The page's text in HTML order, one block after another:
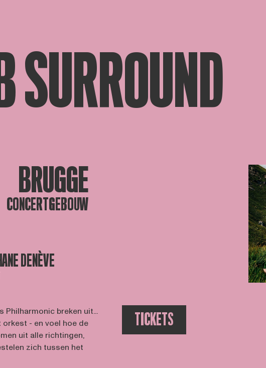
SURROUND
BRUGGE
CONCERTGEBOUW
DENÈVE
Philharmonic breken uit...
- en voel hoe de
uit alle richtingen,
zich tussen het
TICKETS